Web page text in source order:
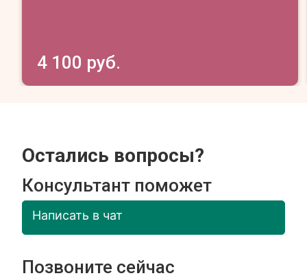
4 100 руб.
Остались вопросы?
Консультант поможет
Написать в чат
Позвоните сейчас